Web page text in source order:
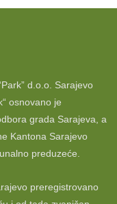
d.o.o. Sarajevo
osnovano je
grada Sarajeva, a
Kantona Sarajevo
preduzeće.
preregistrovano